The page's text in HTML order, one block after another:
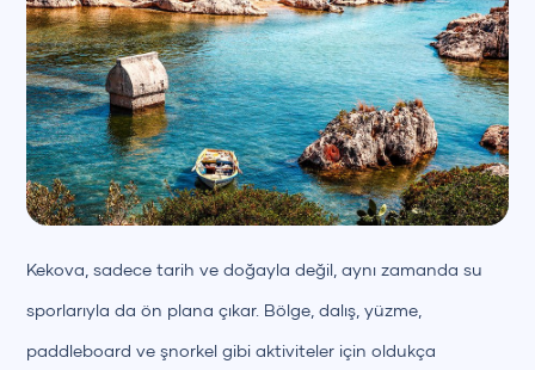
Kekova, sadece tarih ve doğayla değil, aynı zamanda su
sporlarıyla da ön plana çıkar. Bölge, dalış, yüzme,
paddleboard ve şnorkel gibi aktiviteler için oldukça